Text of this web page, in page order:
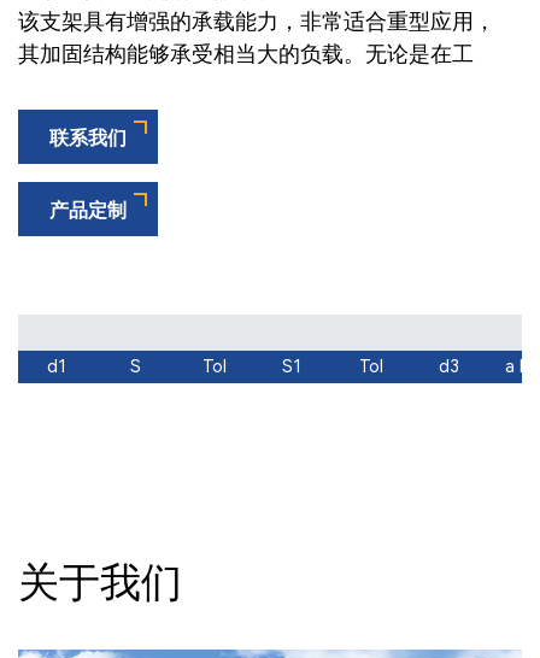
该支架具有增强的承载能力，非常适合重型应用，
其加固结构能够承受相当大的负载。无论是在工
支架采用精密工程制造，保证尺寸准确、贴合，简
化安装并确保与预期应用精准对齐。
支架用途广泛，适用于船舶、化工、工业等腐蚀性
作为定制非标件，可根据不同的使用环境和安装方
式进行定制，灵活生产各种冲压件、成型件、复杂
机加工件。我公司自主开发制造模具（包括单冲、
镍、电泳涂装等多种标准处理可供选择。
联系我们
产品定制
d1 S Tol S1 Tol d3 a
关于我们